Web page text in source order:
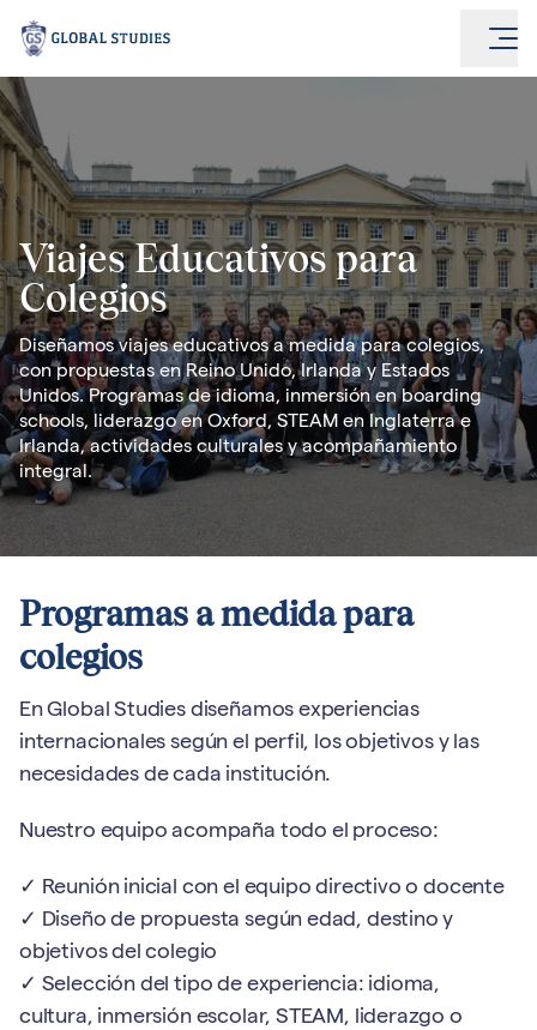
Viajes Educativos para
Colegios
Diseñamos viajes educativos a medida para colegios,
con propuestas en Reino Unido, Irlanda y Estados
Unidos. Programas de idioma, inmersión en boarding
schools, liderazgo en Oxford, STEAM en Inglaterra e
Irlanda, actividades culturales y acompañamiento
integral.
Programas a medida para
colegios
En Global Studies diseñamos experiencias
internacionales según el perfil, los objetivos y las
necesidades de cada institución.
Nuestro equipo acompaña todo el proceso:
✓ Reunión inicial con el equipo directivo o docente
✓ Diseño de propuesta según edad, destino y
objetivos del colegio
✓ Selección del tipo de experiencia: idioma,
cultura, inmersión escolar, STEAM, liderazgo o